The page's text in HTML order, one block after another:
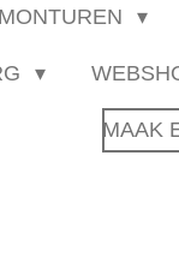
MONTUREN
MAAK